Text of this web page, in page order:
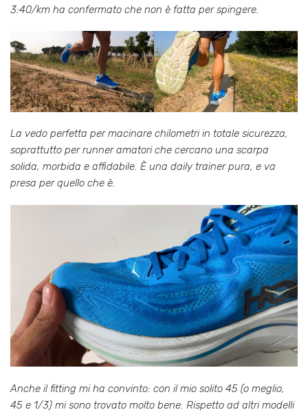
3:40/km ha confermato che non è fatta per spingere.
La vedo perfetta per macinare chilometri in totale sicurezza,
soprattutto per runner amatori che cercano una scarpa
solida, morbida e affidabile. È una daily trainer pura, e va
presa per quello che è.
Anche il fitting mi ha convinto: con il mio solito 45 (o meglio,
45 e 1/3) mi sono trovato molto bene. Rispetto ad altri modelli